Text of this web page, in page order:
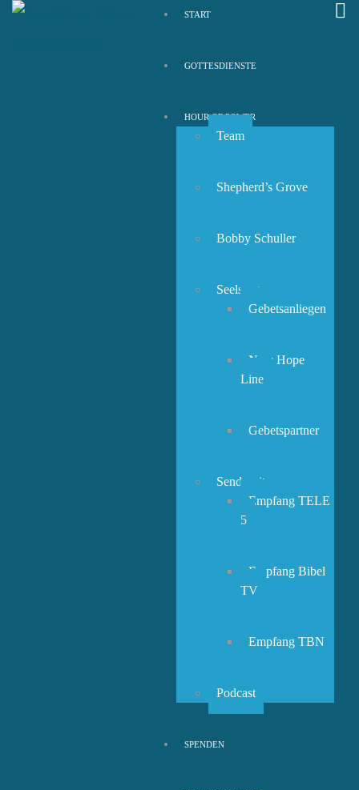
START
GOTTESDIENSTE
HOUR OF POWER
Team
Shepherd’s Grove
Bobby Schuller
Seelsorge
Gebetsanliegen
New Hope
Line
Gebetspartner
Sendezeiten
Empfang TELE
5
Empfang Bibel
TV
Empfang TBN
Podcast
SPENDEN